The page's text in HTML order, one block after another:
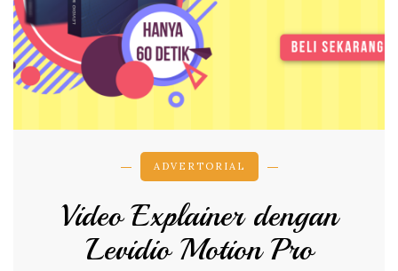
ADVERTORIAL
Video Explainer dengan
Levidio Motion Pro